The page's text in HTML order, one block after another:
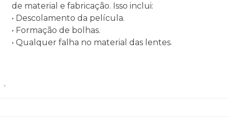
de material e fabricação. Isso inclui:
• Descolamento da película.
• Formação de bolhas.
• Qualquer falha no material das lentes.
.